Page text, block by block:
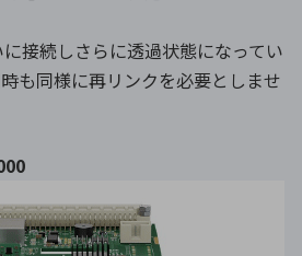
接続しさらに透過状態になってい
も同様に再リンクを必要としませ